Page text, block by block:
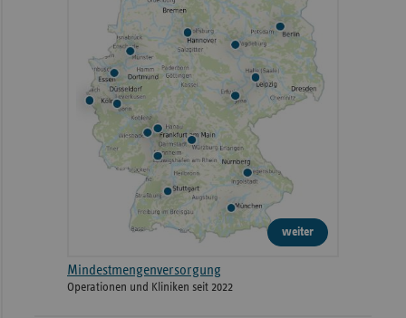
weiter
Mindestmengenversorgung
Operationen und Kliniken seit 2022